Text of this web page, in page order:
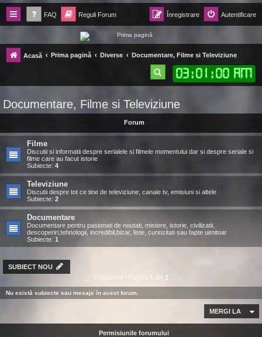
FAQ Reguli Forum Autentificare
Înregistrare
Forum Ecolomania™®
-= Idei pentru viitor =-
Acasă Prima pagină Diverse Documentare, Filme si Televiziune
03:01 :01 AM
ă
u
a
r
Documentare, Filme si Televiziune
Forum
Filme
Discutii si informatii despre serialele si filmele momentului dar si despre seriale si
filme care au facut istorie
Subiecte: 4
Televiziune
Discutii despre tot ce tine de televiziune; canale tv, emisiuni si altele
Subiecte: 2
Documentare
Documentare pentru pasionati de noutati, mistere, istorie, civilizatii,
descoperiri,tehnologii, incredibil,bizar, liste, curiozitati sau fapte uimitoar
Subiecte: 1
SUBIECT NOU
0 subiecte • Pagina 1 din 1
Nu există subiecte sau mesaje în acest forum.
MERGI LA
Permisiunile forumului